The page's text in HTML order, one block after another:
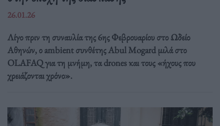
26.01.26
Λίγο πριν τη συναυλία της 6ης Φεβρουαρίου στο Ωδείο
Αθηνών, ο ambient συνθέτης Abul Mogard μιλά στο
OLAFAQ για τη μνήμη, τα drones και τους «ήχους που
χρειάζονται χρόνο».